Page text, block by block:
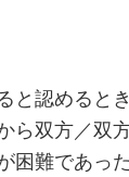
認めると
双方／双
難であっ